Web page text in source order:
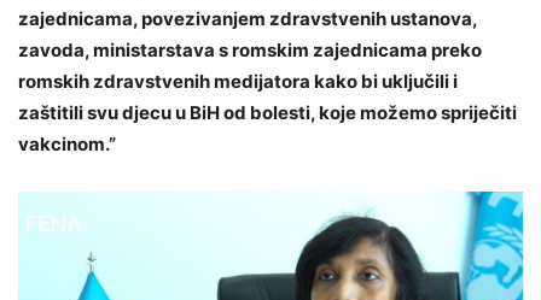
zajednicama, povezivanjem zdravstvenih ustanova,
zavoda, ministarstava s romskim zajednicama preko
romskih zdravstvenih medijatora kako bi uključili i
zaštitili svu djecu u BiH od bolesti, koje možemo spriječiti
vakcinom.”